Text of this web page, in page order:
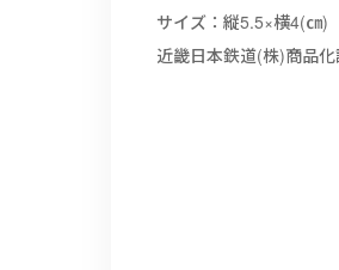
サイズ：縦5.5×横4(㎝)
近畿日本鉄道(株)商品